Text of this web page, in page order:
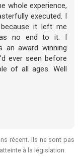
whole experience,
executed. I
it left me
no end to it. I
an award winning
ever seen before
of all ages. Well
récent. Ils ne sont pas
à la législation.